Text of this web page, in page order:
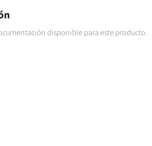
disponible para este producto.